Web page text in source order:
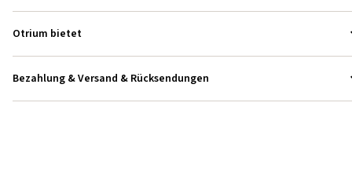
Otrium bietet
Bezahlung & Versand & Rücksendungen